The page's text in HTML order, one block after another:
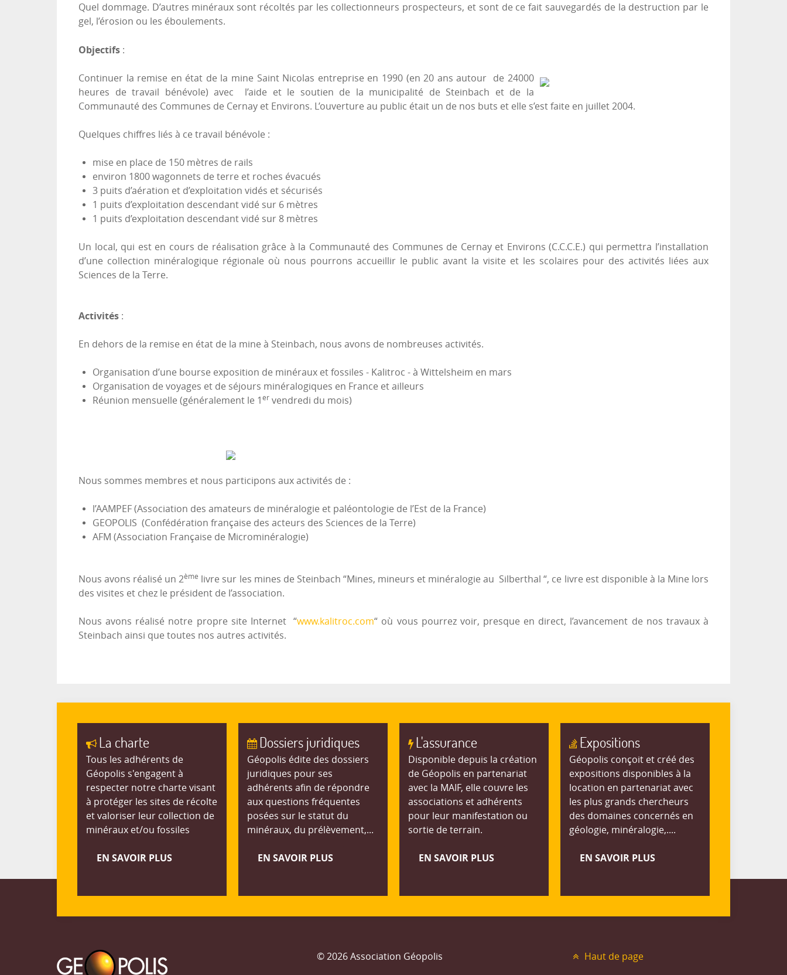
Quel dommage. D’autres minéraux sont récoltés par les collectionneurs prospecteurs, et sont de ce fait sauvegardés de la destruction par le
gel, l’érosion ou les éboulements.
Objectifs :
Continuer la remise en état de la mine Saint Nicolas entreprise en 1990 (en 20 ans autour de 24000
heures de travail bénévole) avec l’aide et le soutien de la municipalité de Steinbach et de la
Communauté des Communes de Cernay et Environs. L’ouverture au public était un de nos buts et elle s’est faite en juillet 2004.
Quelques chiffres liés à ce travail bénévole :
mise en place de 150 mètres de rails
environ 1800 wagonnets de terre et roches évacués
3 puits d’aération et d’exploitation vidés et sécurisés
1 puits d’exploitation descendant vidé sur 6 mètres
1 puits d’exploitation descendant vidé sur 8 mètres
Un local, qui est en cours de réalisation grâce à la Communauté des Communes de Cernay et Environs (C.C.C.E.) qui permettra l’installation
d’une collection minéralogique régionale où nous pourrons accueillir le public avant la visite et les scolaires pour des activités liées aux
Sciences de la Terre.
Activités :
En dehors de la remise en état de la mine à Steinbach, nous avons de nombreuses activités.
Organisation d’une bourse exposition de minéraux et fossiles - Kalitroc - à Wittelsheim en mars
Organisation de voyages et de séjours minéralogiques en France et ailleurs
Réunion mensuelle (généralement le 1 er vendredi du mois)
Nous sommes membres et nous participons aux activités de :
l’AAMPEF (Association des amateurs de minéralogie et paléontologie de l’Est de la France)
GEOPOLIS (Confédération française des acteurs des Sciences de la Terre)
AFM (Association Française de Microminéralogie)
Nous avons réalisé un 2ème
livre sur les mines de Steinbach “Mines, mineurs et minéralogie au Silberthal “, ce livre est disponible à la Mine lors
des visites et chez le président de l’association.
Nous avons réalisé notre propre site Internet “www.kalitroc.com“ où vous pourrez voir, presque en direct, l’avancement de nos travaux à
Steinbach ainsi que toutes nos autres activités.
La charte
Tous les adhérents de
Géopolis s'engagent à
respecter notre charte visant
à protéger les sites de récolte
et valoriser leur collection de
minéraux et/ou fossiles
EN SAVOIR PLUS
Dossiers juridiques
Géopolis édite des dossiers
juridiques pour ses
adhérents afin de répondre
aux questions fréquentes
posées sur le statut du
minéraux, du prélèvement,...
EN SAVOIR PLUS
L'assurance
Disponible depuis la création
de Géopolis en partenariat
avec la MAIF, elle couvre les
associations et adhérents
pour leur manifestation ou
sortie de terrain.
EN SAVOIR PLUS
Expositions
Géopolis conçoit et créé des
expositions disponibles à la
location en partenariat avec
les plus grands chercheurs
des domaines concernés en
géologie, minéralogie,....
EN SAVOIR PLUS
© 2026 Association Géopolis Haut de page